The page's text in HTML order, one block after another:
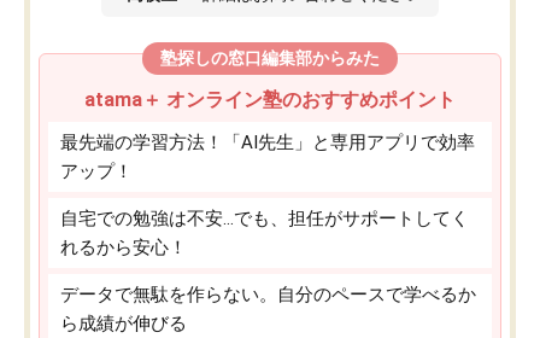
塾探しの窓口編集部からみた
atama＋ オンライン塾のおすすめポイント
最先端の学習方法！「AI先生」と専用アプリで効率
アップ！
自宅での勉強は不安…でも、担任がサポートしてく
れるから安心！
データで無駄を作らない。自分のペースで学べるか
ら成績が伸びる